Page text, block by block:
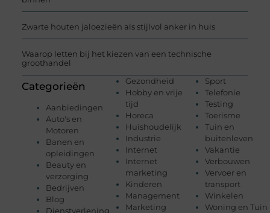
Zwarte houten jaloezieën als stijlvol anker in huis
Waarop letten bij het kiezen van een technische
groothandel
Categorieën
Aanbiedingen
Auto's en
Motoren
Banen en
opleidingen
Beauty en
verzorging
Bedrijven
Blog
Dienstverlening
Gezondheid
Hobby en vrije
tijd
Horeca
Huishoudelijk
Industrie
Internet
Internet
marketing
Kinderen
Management
Marketing
Sport
Telefonie
Testing
Toerisme
Tuin en
buitenleven
Vakantie
Verbouwen
Vervoer en
transport
Winkelen
Woning en Tuin